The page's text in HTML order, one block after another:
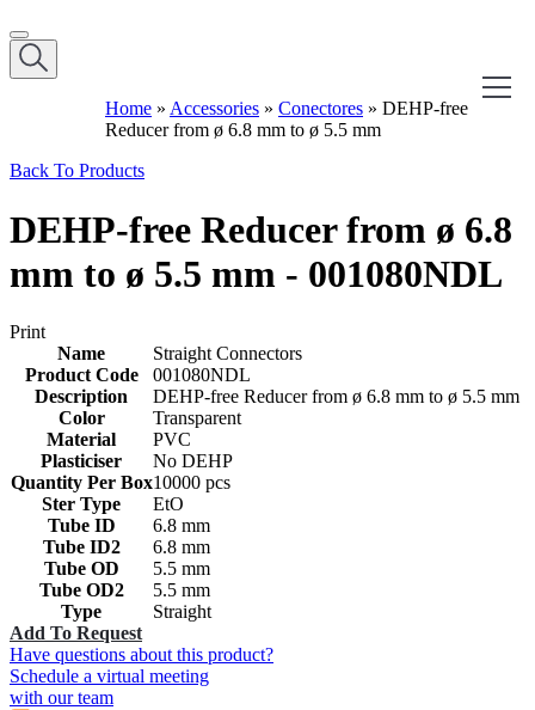
Home » Accessories » Conectores » DEHP-free
Reducer from ø 6.8 mm to ø 5.5 mm
Back To Products
DEHP-free Reducer from ø 6.8
mm to ø 5.5 mm - 001080NDL
Print
Name
Straight Connectors
Product Code
001080NDL
Description
DEHP-free Reducer from ø 6.8 mm to ø 5.5 mm
Color
Transparent
Material
PVC
Plasticiser
No DEHP
Quantity Per Box10000 pcs
Ster Type
EtO
Tube ID
6.8 mm
Tube ID2
6.8 mm
Tube OD
5.5 mm
Tube OD2
5.5 mm
Type
Straight
Add To Request
Have questions about this product?
Schedule a virtual meeting
with our team